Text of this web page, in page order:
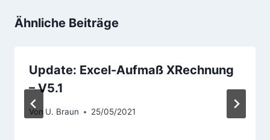
Ähnliche Beiträge
Update: Excel-Aufmaß XRechnung
– V5.1
Von U. Braun 25/05/2021